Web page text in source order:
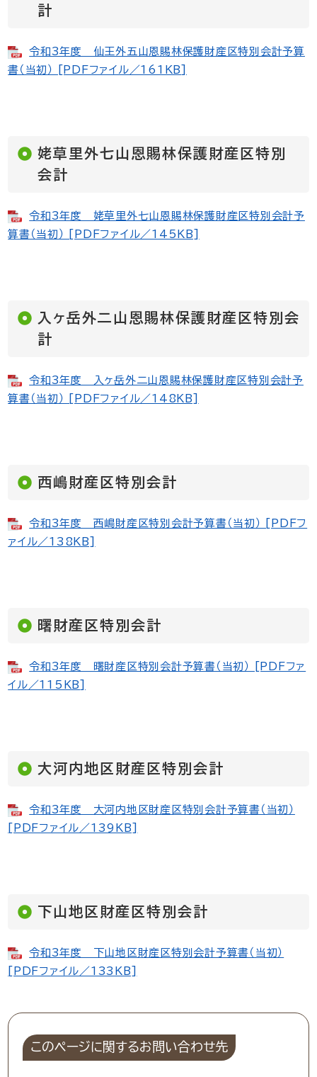
計
令和3年度 仙王外五山恩賜林保護財産区特別会計予算
書（当初） [PDFファイル／161KB]
姥草里外七山恩賜林保護財産区特別
会計
令和3年度 姥草里外七山恩賜林保護財産区特別会計予
算書（当初） [PDFファイル／145KB]
入ヶ岳外二山恩賜林保護財産区特別会
計
令和3年度 入ヶ岳外二山恩賜林保護財産区特別会計予
算書（当初） [PDFファイル／148KB]
西嶋財産区特別会計
令和3年度 西嶋財産区特別会計予算書（当初） [PDFフ
ァイル／138KB]
曙財産区特別会計
令和3年度 曙財産区特別会計予算書（当初） [PDFファ
イル／115KB]
大河内地区財産区特別会計
令和3年度 大河内地区財産区特別会計予算書（当初）
[PDFファイル／139KB]
下山地区財産区特別会計
令和3年度 下山地区財産区特別会計予算書（当初）
[PDFファイル／133KB]
このページに関するお問い合わせ先